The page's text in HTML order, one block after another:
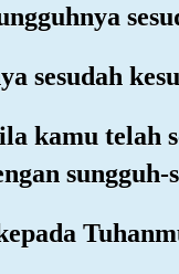
sesudah
kamu telah